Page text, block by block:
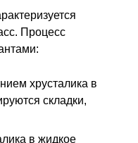
Процесс
хрусталика в
складки,
в жидкое